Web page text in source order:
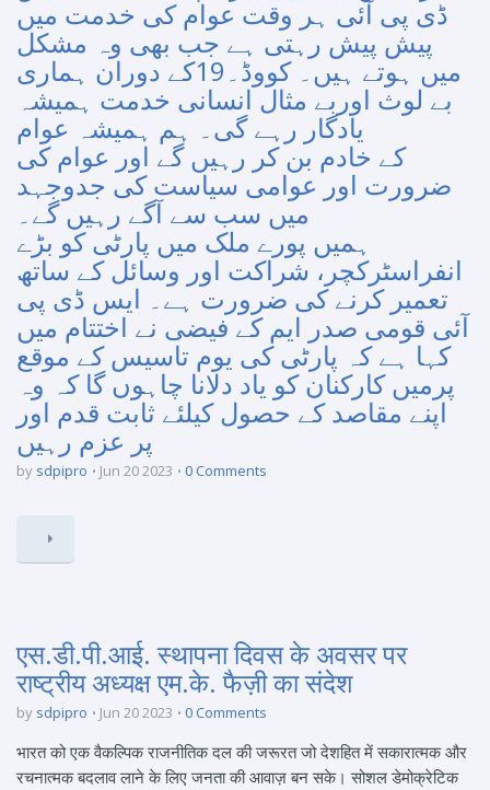
ڈی پی آئی ہر وقت عوام کی خدمت میں
پیش پیش رہتی ہے جب بھی وہ مشکل
میں ہوتے ہیں۔ کووڈ۔19کے دوران ہماری
بے لوث اوربے مثال انسانی خدمت ہمیشہ
یادگار رہے گی۔ ہم ہمیشہ عوام
کے خادم بن کر رہیں گے اور عوام کی
ضرورت اور عوامی سیاست کی جدوجہد
میں سب سے آگے رہیں گے۔
ہمیں پورے ملک میں پارٹی کو بڑے
انفراسٹرکچر، شراکت اور وسائل کے ساتھ
تعمیر کرنے کی ضرورت ہے۔ ایس ڈی پی
آئی قومی صدر ایم کے فیضی نے اختتام میں
کہا ہے کہ پارٹی کی یوم تاسیس کے موقع
پرمیں کارکنان کو یاد دلانا چاہوں گا کہ وہ
اپنے مقاصد کے حصول کیلئے ثابت قدم اور
پر عزم رہیں
by sdpipro Jun 20 2023 0 Comments
एस.डी.पी.आई. स्थापना दिवस के अवसर पर
राष्ट्रीय अध्यक्ष एम.के. फैज़ी का संदेश
by sdpipro Jun 20 2023 0 Comments
भारत को एक वैकल्पिक राजनीतिक दल की जरूरत जो देशहित में सकारात्मक और
रचनात्मक बदलाव लाने के लिए जनता की आवाज़ बन सके। सोशल डेमोक्रेटिक